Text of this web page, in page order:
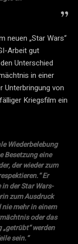
neuen „Star Wars“
Arbeit gut
Unterschied
in einer
Unterbringung von
Kriegsfilm ein
Wiederbelebung
Besetzung eine
der wieder zum
Er
der Star Wars-
zum Ausdruck
mehr in einem
oder das
werden
sein.“